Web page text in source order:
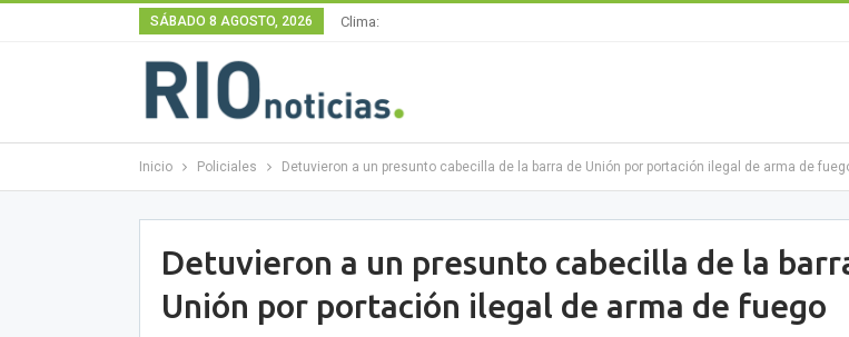
SÁBADO 8 AGOSTO, 2026 Clima:
Inicio Policiales Detuvieron a un presunto cabecilla de la barra de Unión por portación ilegal de arma de
Detuvieron a un presunto cabecilla de la
Unión por portación ilegal de arma de fuego